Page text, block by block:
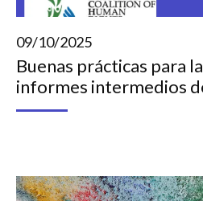
09/10/2025
Buenas prácticas para
informes intermedios